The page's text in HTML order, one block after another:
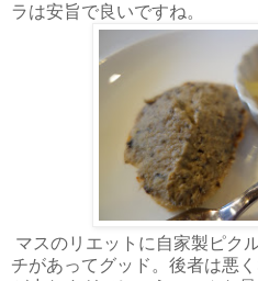
ラは安旨で良いですね。
マスのリエットに自家製ピク
チがあってグッド。後者は悪